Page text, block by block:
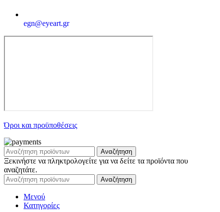
egn@eyeart.gr
Όροι και προϋποθέσεις
Αναζήτηση
Ξεκινήστε να πληκτρολογείτε για να δείτε τα προϊόντα που
αναζητάτε.
Αναζήτηση
Μενού
Κατηγορίες